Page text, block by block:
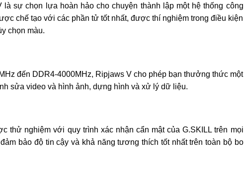
sự chọn lựa hoàn hảo cho chuyện thành lập một hệ thống công
chế tạo với các phần tử tốt nhất, được thí nghiệm trong điều kiện
chọn màu.
đến DDR4-4000MHz, Ripjaws V cho phép bạn thưởng thức một
sửa video và hình ảnh, dựng hình và xử lý dữ liệu.
thử nghiệm với quy trình xác nhận cẩn mật của G.SKILL trên mọi
bảo độ tin cậy và khả năng tương thích tốt nhất trên toàn bộ bo